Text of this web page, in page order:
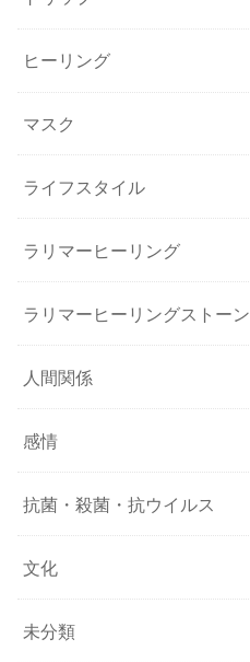
ヒーリング
マスク
ライフスタイル
ラリマーヒーリング
ラリマーヒーリングストーン
人間関係
感情
抗菌・殺菌・抗ウイルス
文化
未分類